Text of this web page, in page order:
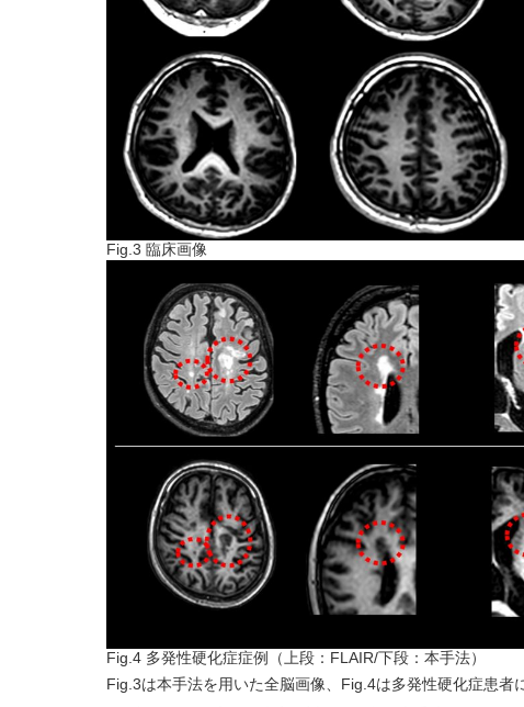
Fig.3 臨床画像
Fig.4 多発性硬化症症例（上段：FLAIR/下段：本手法）
Fig.3は本手法を用いた全脳画像、Fig.4は多発性硬化症患者